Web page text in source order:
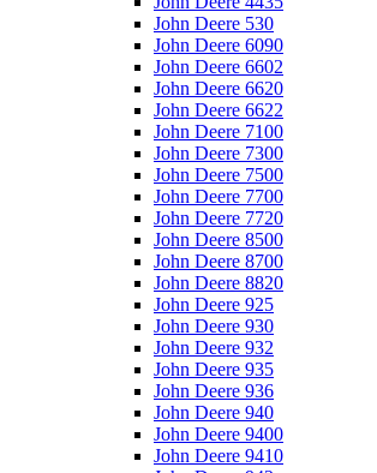
John Deere 530
John Deere 6090
John Deere 6602
John Deere 6620
John Deere 6622
John Deere 7100
John Deere 7300
John Deere 7500
John Deere 7700
John Deere 7720
John Deere 8500
John Deere 8700
John Deere 8820
John Deere 925
John Deere 930
John Deere 932
John Deere 935
John Deere 936
John Deere 940
John Deere 9400
John Deere 9410